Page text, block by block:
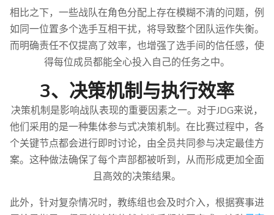
相比之下，一些战队在角色分配上存在模糊不清的问题，例
如同一位置多个选手互相干扰，将导致整个团队运作失衡。
而明确责任不仅提高了效率，也增强了选手间的信任感，使
得每位成员都能全心投入自己的任务之中。
3、决策机制与执行效率
决策机制是影响战队表现的重要因素之一。对于JDG来说，
他们采用的是一种集体参与式决策机制。在比赛过程中，各
个关键节点都会进行即时讨论，由全员共同参与决定最佳方
案。这种做法确保了每个声部都被听到，从而形成更加全面
且高效的决策结果。
此外，针对复杂情况时，教练组也会及时介入，根据赛事进